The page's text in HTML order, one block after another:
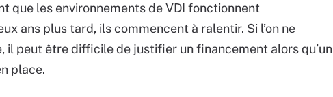
que les environnements de VDI fonctionnent
ans plus tard, ils commencent à ralentir. Si l’on ne
il peut être difficile de justifier un financement alors qu’un
place.